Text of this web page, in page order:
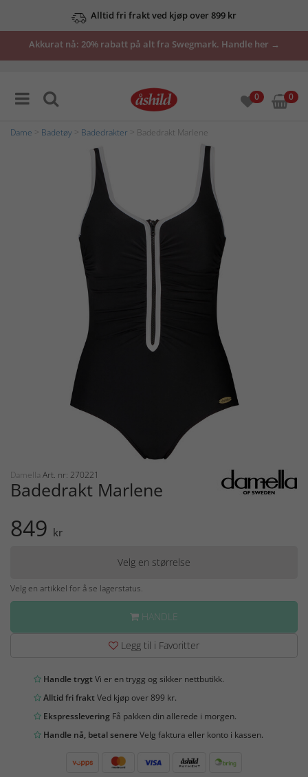
Alltid fri frakt ved kjøp over 899 kr
Akkurat nå: 20% rabatt på alt fra Swegmark. Handle her →
0 0
Dame Badetøy Badedrakter > Badedrakt Marlene
Damella Art. nr: 270221
Badedrakt Marlene
849 kr
Velg en størrelse
Velg en artikkel for å se lagerstatus.
HANDLE
Legg til i Favoritter
Handle trygtVi er en trygg og sikker nettbutikk.
Alltid fri fraktVed kjøp over 899 kr.
Ekspresslevering Få pakken din allerede i morgen.
Handle nå, betal senereVelg faktura eller konto i kassen.